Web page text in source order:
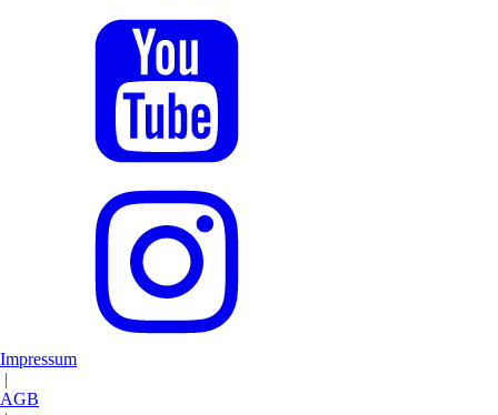
Impressum
|
AGB